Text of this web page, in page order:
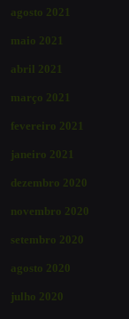
agosto 2021
maio 2021
abril 2021
março 2021
fevereiro 2021
janeiro 2021
dezembro 2020
novembro 2020
setembro 2020
agosto 2020
julho 2020